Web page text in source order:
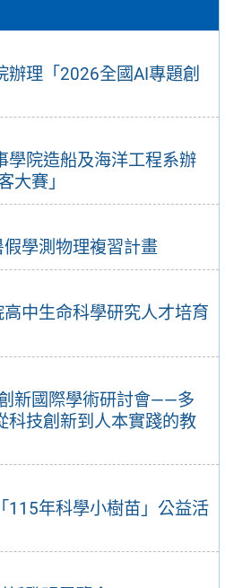
辦理「2026全國AI專題創
學院造船及海洋工程系辦
大賽」
學測物理複習計畫
中生命科學研究人才培育
新國際學術研討會——多
科技創新到人本實踐的教
115年科學小樹苗」公益活